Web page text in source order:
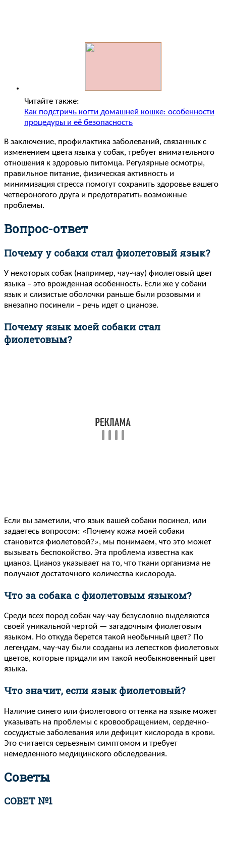
Читайте также:
Как подстричь когти домашней кошке: особенности
процедуры и её безопасность
В заключение, профилактика заболеваний, связанных с
изменением цвета языка у собак, требует внимательного
отношения к здоровью питомца. Регулярные осмотры,
правильное питание, физическая активность и
минимизация стресса помогут сохранить здоровье вашего
четвероногого друга и предотвратить возможные
проблемы.
Вопрос-ответ
Почему у собаки стал фиолетовый язык?
У некоторых собак (например, чау-чау) фиолетовый цвет
языка – это врожденная особенность. Если же у собаки
язык и слизистые оболочки раньше были розовыми и
внезапно посинели – речь идет о цианозе.
Почему язык моей собаки стал
фиолетовым?
Если вы заметили, что язык вашей собаки посинел, или
задаетесь вопросом: «Почему кожа моей собаки
становится фиолетовой?», мы понимаем, что это может
вызывать беспокойство. Эта проблема известна как
цианоз. Цианоз указывает на то, что ткани организма не
получают достаточного количества кислорода.
Что за собака с фиолетовым языком?
Среди всех пород собак чау-чау безусловно выделяются
своей уникальной чертой — загадочным фиолетовым
языком. Но откуда берется такой необычный цвет? По
легендам, чау-чау были созданы из лепестков фиолетовых
цветов, которые придали им такой необыкновенный цвет
языка.
Что значит, если язык фиолетовый?
Наличие синего или фиолетового оттенка на языке может
указывать на проблемы с кровообращением, сердечно-
сосудистые заболевания или дефицит кислорода в крови.
Это считается серьезным симптомом и требует
немедленного медицинского обследования.
Советы
СОВЕТ №1